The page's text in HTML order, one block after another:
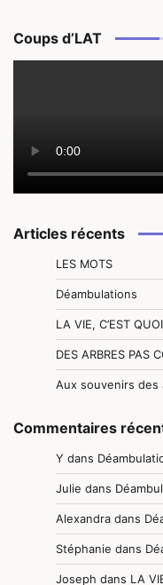
Coups d’LAT
Articles récents
LES MOTS
Déambulations
LA VIE, C’EST
DES ARBRES PAS
Aux souvenirs des
Commentaires
Y dans
Julie dans
Alexandra dans
Stéphanie dans
Joseph dans LA